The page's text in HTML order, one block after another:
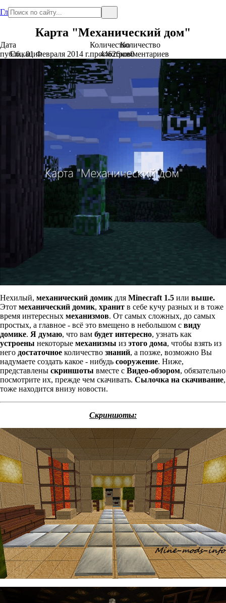
Главная
Карта "Механический дом"
Дата
публикации
Сб., 01 Февраля 2014 г.
Количество
просмотров
44626
Количество
комментариев
0
Нехилый, механический домик для Minecraft 1.5 или выше.
Этот механический домик, хранит в себе кучу разных и в тоже
время интересных механизмов. От самых сложных, до самых
простых, а главное - всё это вмещено в небольшом с виду
домике. Я думаю, что вам будет интересно, узнать как
устроены некоторые механизмы из этого дома, чтобы взять из
него достаточное количество знаний, а позже, возможно Вы
надумаете создать какое - нибудь сооружение. Ниже,
представлены скриншоты вместе с Видео-обзором, обязательно
посмотрите их, прежде чем скачивать. Сылочка на скачивание,
тоже находится внизу новости.
Скриншоты: